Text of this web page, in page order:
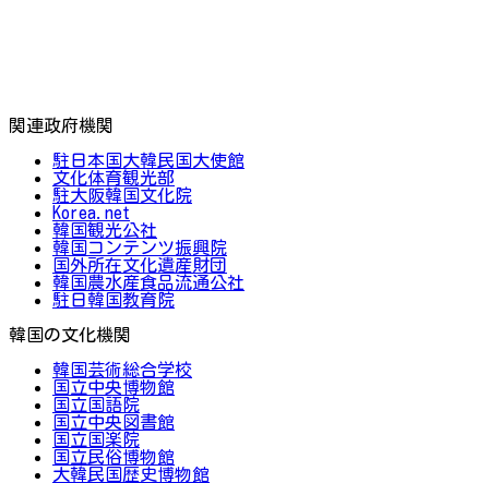
関連政府機関
駐日本国大韓民国大使館
文化体育観光部
駐大阪韓国文化院
Korea.net
韓国観光公社
韓国コンテンツ振興院
国外所在文化遺産財団
韓国農水産食品流通公社
駐日韓国教育院
韓国の文化機関
韓国芸術総合学校
国立中央博物館
国立国語院
国立中央図書館
国立国楽院
国立民俗博物館
大韓民国歴史博物館